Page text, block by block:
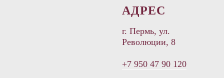
АДРЕС
г. Пермь, ул.
Революции, 8
+7 950 47 90 120